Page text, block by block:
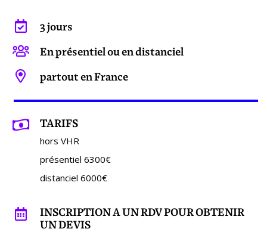
3 jours
En présentiel ou en distanciel
partout en France
TARIFS
hors VHR
présentiel 6300€
distanciel 6000€
INSCRIPTION A UN RDV POUR OBTENIR
UN DEVIS